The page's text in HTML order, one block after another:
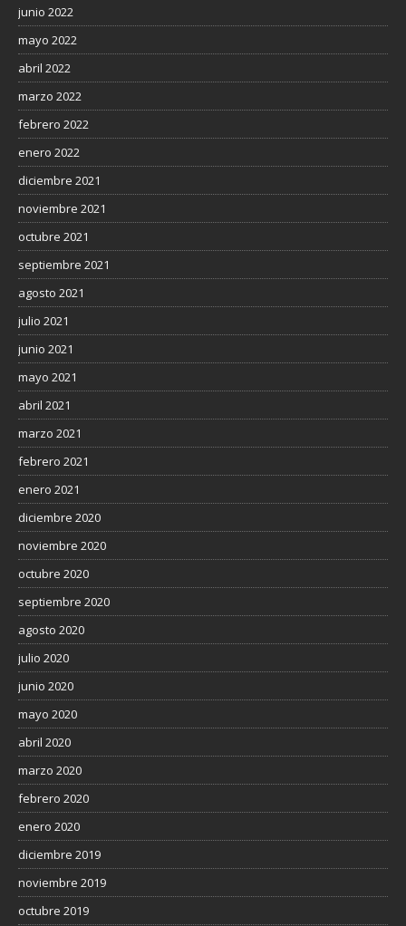
junio 2022
mayo 2022
abril 2022
marzo 2022
febrero 2022
enero 2022
diciembre 2021
noviembre 2021
octubre 2021
septiembre 2021
agosto 2021
julio 2021
junio 2021
mayo 2021
abril 2021
marzo 2021
febrero 2021
enero 2021
diciembre 2020
noviembre 2020
octubre 2020
septiembre 2020
agosto 2020
julio 2020
junio 2020
mayo 2020
abril 2020
marzo 2020
febrero 2020
enero 2020
diciembre 2019
noviembre 2019
octubre 2019